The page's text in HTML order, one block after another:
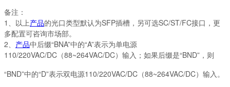
备注：
1
、以上产品的光口类型默认为SFP插槽，另可选SC/ST/FC接口，更
多配置可咨询市场部。
2
产品中后缀“BNA”中的“A”表示为单电源
110/220VAC/DC （88~264VAC/DC）输入；如果后缀是“BND”，则
“BND”中的“D”表示双电源110/220VAC/DC（88~264VAC/DC）输入。